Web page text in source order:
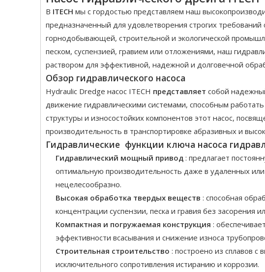
В ITECH мы с гордостью представляем наш
предназначенный для удовлетворения строгих
горнодобывающей, строительной и экологической
песком, суспензией, гравием или отложениями, наш
раствором для эффективной, надежной и долговечной
Обзор гидравлического насоса
Hydraulic Dredge насос ITECH представляет собой
движение гидравлическими системами, способным
структуры и износостойких компонентов этот насос,
производительность в транспортировке абразивных и
Гидравлические функции ключа насоса
Гидравлический мощный привод : предлагает
оптимальную производительность даже в удаленных
нецелесообразно.
Высокая обработка твердых веществ : способная
концентрации суспензии, песка и гравия без засорения
Компактная и погружаемая конструкция :
эффективности всасывания и снижение износа
Строительная строительство : построено из сплавов с
исключительного сопротивления истиранию и коррозии.